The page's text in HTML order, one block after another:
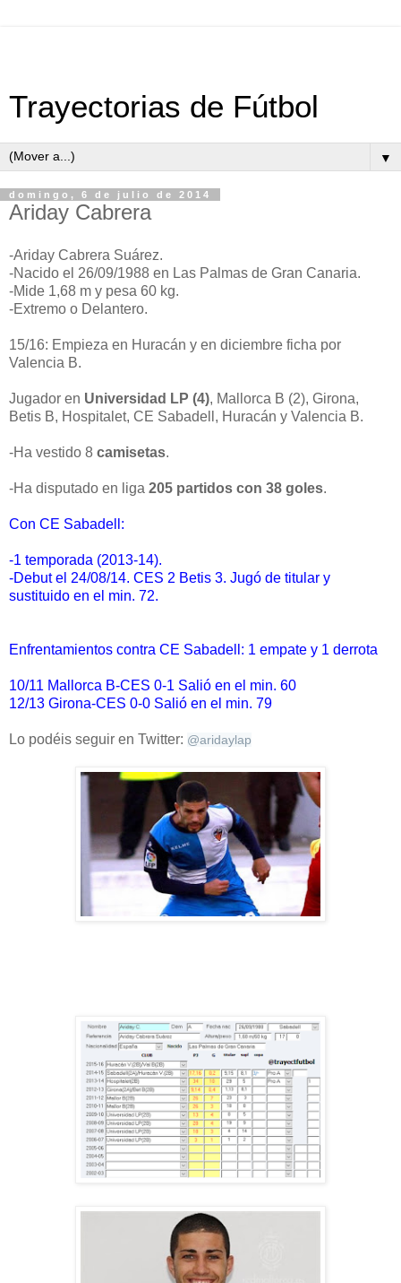
Trayectorias de Fútbol
▼
domingo, 6 de julio de 2014
Ariday Cabrera
-Ariday Cabrera Suárez.
-Nacido el 26/09/1988 en Las Palmas de Gran Canaria.
-Mide 1,68 m y pesa 60 kg.
-Extremo o Delantero.
15/16: Empieza en Huracán y en diciembre ficha por
Valencia B.
Jugador en Universidad LP (4), Mallorca B (2), Girona,
Betis B, Hospitalet, CE Sabadell, Huracán y Valencia B.
-Ha vestido 8 camisetas.
-Ha disputado en liga 205 partidos con 38 goles.
Con CE Sabadell:
-1 temporada (2013-14).
-Debut el 24/08/14. CES 2 Betis 3. Jugó de titular y
sustituido en el min. 72.
Enfrentamientos contra CE Sabadell: 1 empate y 1 derrota
10/11 Mallorca B-CES 0-1 Salió en el min. 60
12/13 Girona-CES 0-0 Salió en el min. 79
Lo podéis seguir en Twitter: @aridaylap